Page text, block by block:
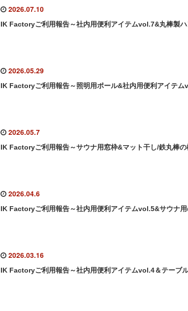
2026.07.10
IK Factoryご利用報告～社内用便利アイテムvol.7&丸棒製
2026.05.29
IK Factoryご利用報告～照明用ポール&社内用便利アイテム
2026.05.7
IK Factoryご利用報告～サウナ用窓枠&マット干し/鉄丸棒の
2026.04.6
IK Factoryご利用報告～社内用便利アイテムvol.5&サウナ
2026.03.16
IK Factoryご利用報告～社内用便利アイテムvol.4＆テーブル